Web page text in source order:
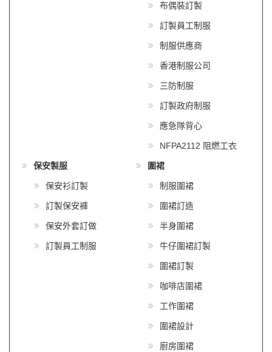
布偶裝訂製
訂製員工制服
制服供應商
香港制服公司
三防制服
訂製政府制服
應急隊背心
NFPA2112 阻燃工衣
保安製服
保安衫訂製
訂製保安褲
保安外套訂做
訂製員工制服
圍裙
制服圍裙
圍裙訂造
半身圍裙
牛仔圍裙訂製
圍裙訂製
咖啡店圍裙
工作圍裙
圍裙設計
廚房圍裙